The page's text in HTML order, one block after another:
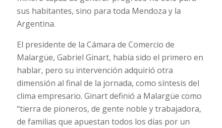
sus habitantes, sino para toda Mendoza y la
Argentina.
El presidente de la Cámara de Comercio de
Malargüe, Gabriel Ginart, había sido el primero en
hablar, pero su intervención adquirió otra
dimensión al final de la jornada, como síntesis del
clima empresario. Ginart definió a Malargüe como
“tierra de pioneros, de gente noble y trabajadora,
de familias que apuestan todos los días por un